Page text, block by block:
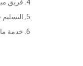
4. فريق مبيعات محترف: تمتلك WelsonPower فريق بيع مدرب جيدًا يساعد العملاء على معالجة صعوبة الاجتماع أثناء اختيار البطارية واستخدام البطارية.
5. التسليم في الموعد المحدد: لدى WelsonPower خطة إنتاج صارمة تعد بالتسليم المحدد للبضائع.
6. خدمة ما بعد البيع المثالية: تمتلك WelsonPower فريق مراقبة الجودة المحترف الذي يطبق رقابة صارمة على الجودة على الإنتاج ويقدم خدمة ما بعد البيع المثالية للعملاء.